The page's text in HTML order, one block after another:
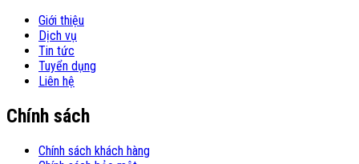
Giới thiệu
Dịch vụ
Tin tức
Tuyển dụng
Liên hệ
Chính sách
Chính sách khách hàng